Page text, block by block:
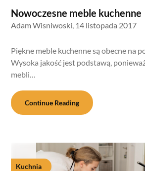
Nowoczesne meble kuchenne
Adam Wisniwoski, 14 listopada 2017
Piękne meble kuchenne są obecne na
Wysoka jakość jest podstawą,
mebli…
Continue Reading
Kuchnia